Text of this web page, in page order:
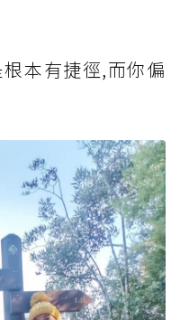
本有捷徑,而你偏